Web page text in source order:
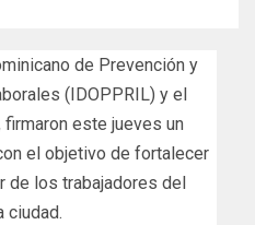
de Prevención y
(IDOPPRIL) y el
este jueves un
el objetivo de fortalecer
de los trabajadores del
ciudad.